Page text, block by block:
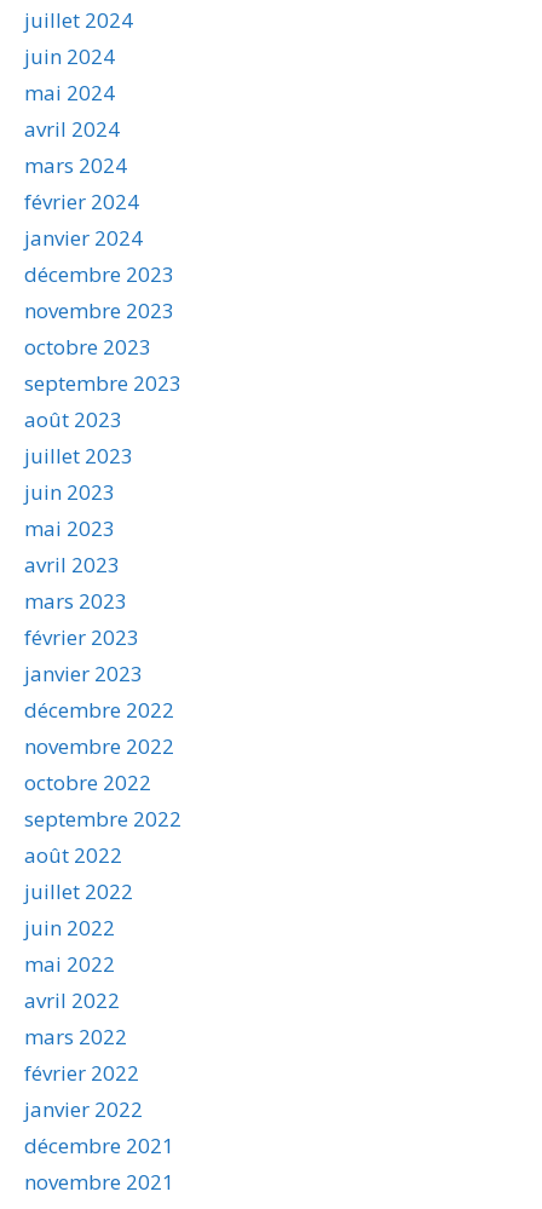
juillet 2024
juin 2024
mai 2024
avril 2024
mars 2024
février 2024
janvier 2024
décembre 2023
novembre 2023
octobre 2023
septembre 2023
août 2023
juillet 2023
juin 2023
mai 2023
avril 2023
mars 2023
février 2023
janvier 2023
décembre 2022
novembre 2022
octobre 2022
septembre 2022
août 2022
juillet 2022
juin 2022
mai 2022
avril 2022
mars 2022
février 2022
janvier 2022
décembre 2021
novembre 2021